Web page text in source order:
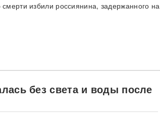
избили россиянина, задержанного на
без света и воды после